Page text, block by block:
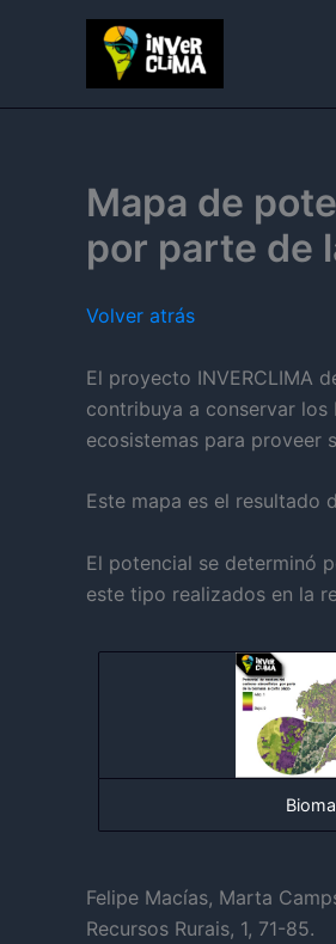
Mapa de
por parte de
Volver atrás
El proyecto INVERCLIMA
contribuya a conservar
ecosistemas para proveer
Este mapa es el resultado
El potencial se determinó
este tipo realizados en la
Felipe Macías, Marta
Recursos Rurais, 1, 71-85.